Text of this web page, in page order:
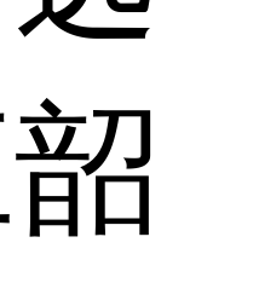
韶